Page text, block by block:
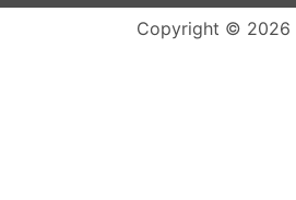
Copyright © 2026